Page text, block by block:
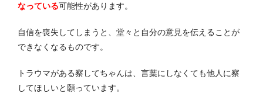
なっている可能性があります。
自信を喪失してしまうと、堂々と自分の意見を伝えることが
できなくなるものです。
トラウマがある察してちゃんは、言葉にしなくても他人に察
してほしいと願っています。